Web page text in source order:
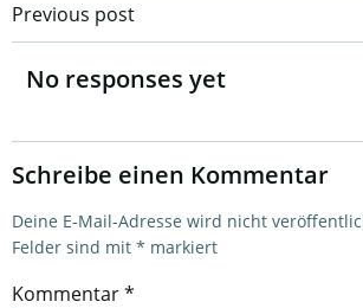
Post
navigation
Previous post
No responses yet
Schreibe einen Kommentar
Deine E-Mail-Adresse wird nicht
Felder sind mit * markiert
Kommentar*